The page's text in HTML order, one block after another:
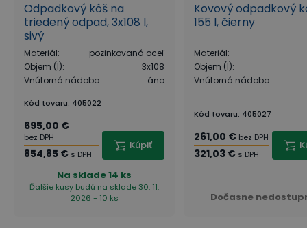
Odpadkový kôš na
triedený odpad, 3x108 l,
sivý
Materiál:
pozinkovaná oceľ
Objem (l):
3x108
Vnútorná nádoba: áno
Kód tovaru: 405022
695,00 €
bez DPH
854,85 € s DPH
Kúpiť
Na sklade14 ks
Ďalšie kusy budú na sklade 30. 11.
2026 - 10 ks
Kovový odpadkový
155 l, čierny
Materiál:
Objem (l):
Vnútorná nádoba:
Kód tovaru: 405027
261,00 € bez DPH
321,03 € s DPH
Dočasne